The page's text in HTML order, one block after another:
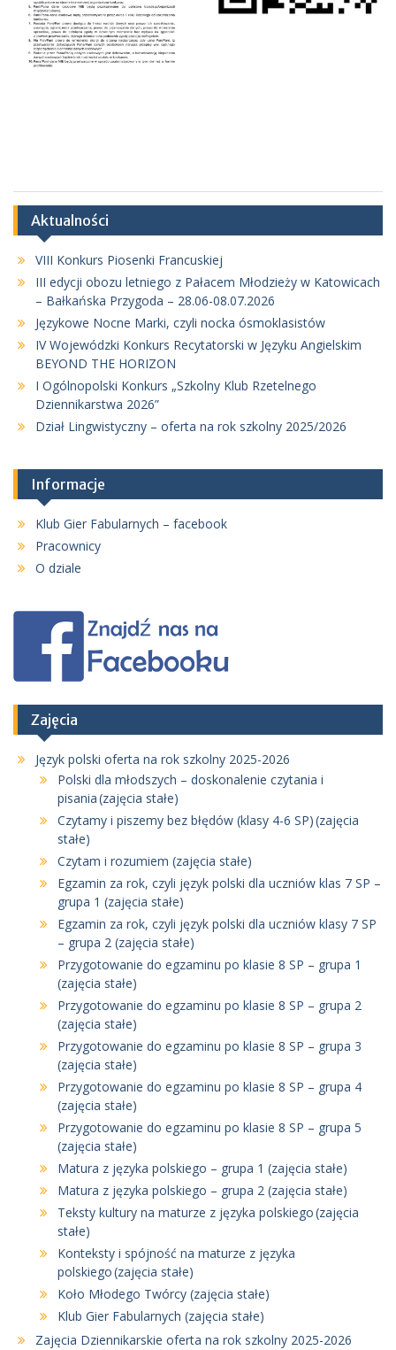
Aktualności
VIII Konkurs Piosenki Francuskiej
III edycji obozu letniego z Pałacem Młodzieży w Katowicach
– Bałkańska Przygoda – 28.06-08.07.2026
Językowe Nocne Marki, czyli nocka ósmoklasistów
IV Wojewódzki Konkurs Recytatorski w Języku Angielskim
BEYOND THE HORIZON
I Ogólnopolski Konkurs „Szkolny Klub Rzetelnego
Dziennikarstwa 2026”
Dział Lingwistyczny – oferta na rok szkolny 2025/2026
Informacje
Klub Gier Fabularnych – facebook
Pracownicy
O dziale
Zajęcia
Język polski oferta na rok szkolny 2025-2026
Polski dla młodszych – doskonalenie czytania i
pisania (zajęcia stałe)
Czytamy i piszemy bez błędów (klasy 4-6 SP) (zajęcia
stałe)
Czytam i rozumiem (zajęcia stałe)
Egzamin za rok, czyli język polski dla uczniów klas 7 SP –
grupa 1 (zajęcia stałe)
Egzamin za rok, czyli język polski dla uczniów klasy 7 SP
– grupa 2 (zajęcia stałe)
Przygotowanie do egzaminu po klasie 8 SP – grupa 1
(zajęcia stałe)
Przygotowanie do egzaminu po klasie 8 SP – grupa 2
(zajęcia stałe)
Przygotowanie do egzaminu po klasie 8 SP – grupa 3
(zajęcia stałe)
Przygotowanie do egzaminu po klasie 8 SP – grupa 4
(zajęcia stałe)
Przygotowanie do egzaminu po klasie 8 SP – grupa 5
(zajęcia stałe)
Matura z języka polskiego – grupa 1 (zajęcia stałe)
Matura z języka polskiego – grupa 2 (zajęcia stałe)
Teksty kultury na maturze z języka polskiego (zajęcia
stałe)
Konteksty i spójność na maturze z języka
polskiego (zajęcia stałe)
Koło Młodego Twórcy (zajęcia stałe)
Klub Gier Fabularnych (zajęcia stałe)
Zajęcia Dziennikarskie oferta na rok szkolny 2025-2026